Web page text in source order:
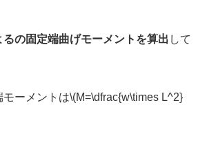
の固定端曲げモーメントを算出 して
ーメントは\(M=\dfrac{w\times L^2}